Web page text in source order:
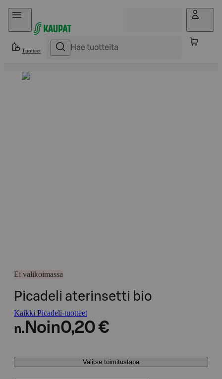
Hyppää sisältöön
Tuotteet
Ei valikoimassa
Picadeli aterinsetti bio
Kaikki Picadeli-tuotteet
n. Noin0,20 €
Valitse toimitustapa